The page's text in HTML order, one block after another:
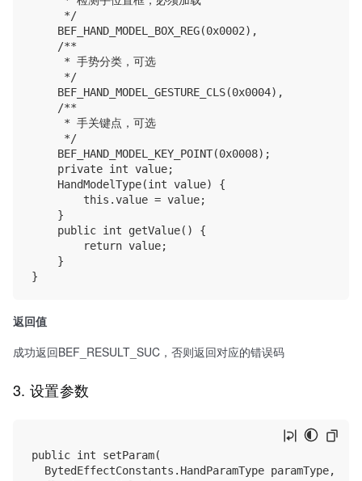
     */
    BEF_HAND_MODEL_BOX_REG(0x0002),
    /**
     * 手势分类，可选
     */
    BEF_HAND_MODEL_GESTURE_CLS(0x0004),
    /**
     * 手关键点，可选
     */
    BEF_HAND_MODEL_KEY_POINT(0x0008);
    private int value;
    HandModelType(int value) {
        this.value = value;
    }
    public int getValue() {
        return value;
    }
返回值
成功返回BEF_RESULT_SUC，否则返回对应的错误码
3. 设置参数
public int setParam(